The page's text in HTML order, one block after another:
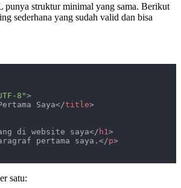
punya struktur minimal yang sama. Berikut
sederhana yang sudah valid dan bisa
8">
Saya</title>
di website saya</ h1 >
pertama saya.</p>
satu: